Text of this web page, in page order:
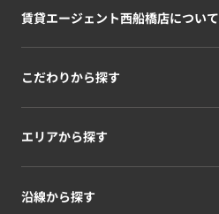
賃貸エージェント西船橋店について
こだわりから探す
エリアから探す
沿線から探す